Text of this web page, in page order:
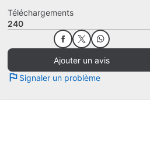
Téléchargements
240
Ajouter un avis
Signaler un problème